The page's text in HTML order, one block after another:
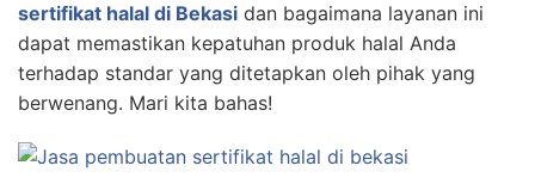
sertifikat halal di Bekasi dan bagaimana layanan ini
dapat memastikan kepatuhan produk halal Anda
terhadap standar yang ditetapkan oleh pihak yang
berwenang. Mari kita bahas!